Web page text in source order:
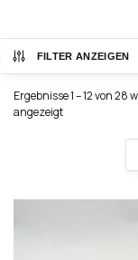
FILTER ANZEIGEN
Ergebnisse 1 – 12 von 28
angezeigt